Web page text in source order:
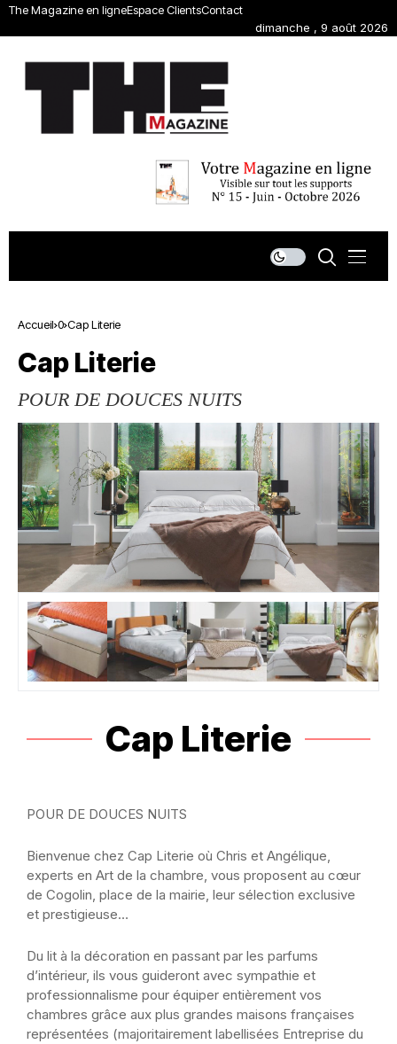
The Magazine en ligneEspace ClientsContact
dimanche , 9 août 2026
Accueil 0 Cap Literie
Cap Literie
POUR DE DOUCES NUITS
Cap Literie
POUR DE DOUCES NUITS
Bienvenue chez Cap Literie où Chris et Angélique,
experts en Art de la chambre, vous proposent au cœur
de Cogolin, place de la mairie, leur sélection exclusive
et prestigieuse…
Du lit à la décoration en passant par les parfums
d’intérieur, ils vous guideront avec sympathie et
professionnalisme pour équiper entièrement vos
chambres grâce aux plus grandes maisons françaises
représentées (majoritairement labellisées Entreprise du